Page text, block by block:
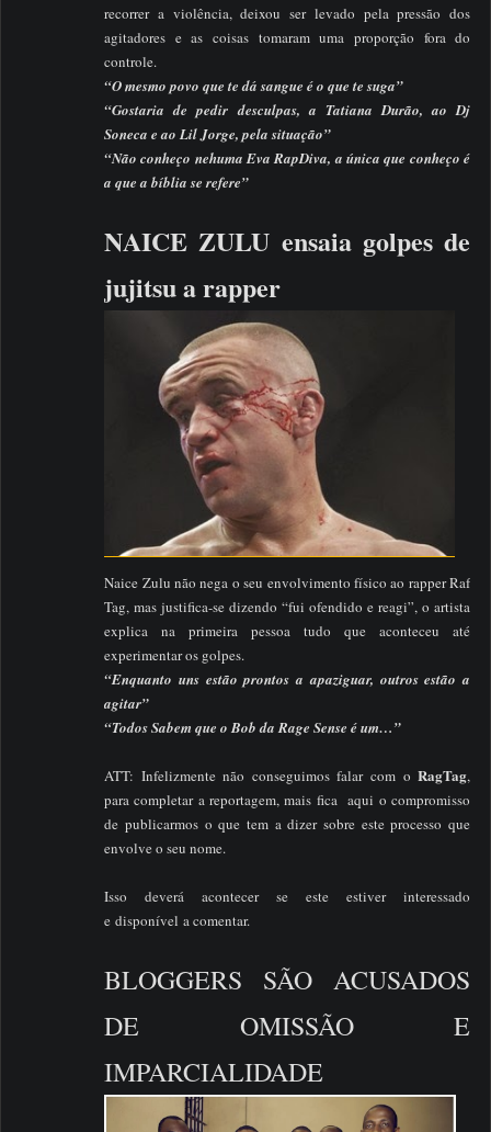
recorrer a violência, deixou ser levado pela pressão dos
agitadores e as coisas tomaram uma proporção fora do
controle.
“O mesmo povo que te dá sangue é o que te suga”
“Gostaria de pedir desculpas, a Tatiana Durão, ao Dj
Soneca e ao Lil Jorge, pela situação”
“Não conheço nehuma Eva RapDiva, a única que conheço é
a que a bíblia se refere”
NAICE ZULU ensaia golpes de
jujitsu a rapper
Naice Zulu não nega o seu envolvimento físico ao rapper Raf
Tag, mas justifica-se dizendo “fui ofendido e reagi”, o artista
explica na primeira pessoa tudo que aconteceu até
experimentar os golpes.
“Enquanto uns estão prontos a apaziguar, outros estão a
agitar”
“Todos Sabem que o Bob da Rage Sense é um…”
ATT: Infelizmente não conseguimos falar com oRagTag,
para completar a reportagem, mais fica aqui o compromisso
de publicarmos o que tem a dizer sobre este processo que
envolve o seu nome.
Isso deverá acontecer se este estiver interessado
e disponível a comentar.
BLOGGERS SÃO ACUSADOS
DE OMISSÃO E
IMPARCIALIDADE